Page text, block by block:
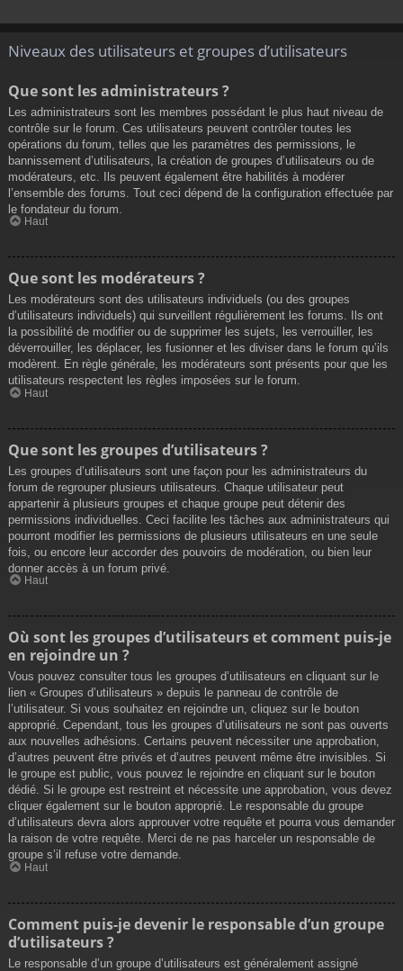
Niveaux des utilisateurs et groupes d’utilisateurs
Que sont les administrateurs ?
Les administrateurs sont les membres possédant le plus haut niveau de
contrôle sur le forum. Ces utilisateurs peuvent contrôler toutes les
opérations du forum, telles que les paramètres des permissions, le
bannissement d’utilisateurs, la création de groupes d’utilisateurs ou de
modérateurs, etc. Ils peuvent également être habilités à modérer
l’ensemble des forums. Tout ceci dépend de la configuration effectuée par
le fondateur du forum.
Haut
Que sont les modérateurs ?
Les modérateurs sont des utilisateurs individuels (ou des groupes
d’utilisateurs individuels) qui surveillent régulièrement les forums. Ils ont
la possibilité de modifier ou de supprimer les sujets, les verrouiller, les
déverrouiller, les déplacer, les fusionner et les diviser dans le forum qu’ils
modèrent. En règle générale, les modérateurs sont présents pour que les
utilisateurs respectent les règles imposées sur le forum.
Haut
Que sont les groupes d’utilisateurs ?
Les groupes d’utilisateurs sont une façon pour les administrateurs du
forum de regrouper plusieurs utilisateurs. Chaque utilisateur peut
appartenir à plusieurs groupes et chaque groupe peut détenir des
permissions individuelles. Ceci facilite les tâches aux administrateurs qui
pourront modifier les permissions de plusieurs utilisateurs en une seule
fois, ou encore leur accorder des pouvoirs de modération, ou bien leur
donner accès à un forum privé.
Haut
Où sont les groupes d’utilisateurs et comment puis-je
en rejoindre un ?
Vous pouvez consulter tous les groupes d’utilisateurs en cliquant sur le
lien « Groupes d’utilisateurs » depuis le panneau de contrôle de
l’utilisateur. Si vous souhaitez en rejoindre un, cliquez sur le bouton
approprié. Cependant, tous les groupes d’utilisateurs ne sont pas ouverts
aux nouvelles adhésions. Certains peuvent nécessiter une approbation,
d’autres peuvent être privés et d’autres peuvent même être invisibles. Si
le groupe est public, vous pouvez le rejoindre en cliquant sur le bouton
dédié. Si le groupe est restreint et nécessite une approbation, vous devez
cliquer également sur le bouton approprié. Le responsable du groupe
d’utilisateurs devra alors approuver votre requête et pourra vous demander
la raison de votre requête. Merci de ne pas harceler un responsable de
groupe s’il refuse votre demande.
Haut
Comment puis-je devenir le responsable d’un groupe
d’utilisateurs ?
Le responsable d’un groupe d’utilisateurs est généralement assigné